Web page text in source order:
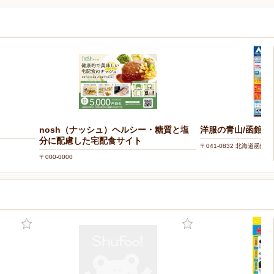
nosh（ナッシュ）ヘルシー・糖質と塩
分に配慮した宅配食サイト
〒000-0000
洋服の青山/函館神
〒041-0832 北海道函館市